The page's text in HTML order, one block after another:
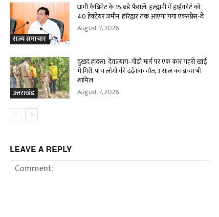
राज्य समाचार
धामी कैबिनेट के 15 बड़े फैसले: हल्द्वानी में हाईकोर्ट को
40 हेक्टेयर जमीन, हरिद्वार तक आएगा गंगा एक्सप्रेस-वे
August 7, 2026
उत्तराखंड
दुखद हादसा: देवप्रयाग–पौड़ी मार्ग पर एक कार गहरी खाई
में गिरी, पांच लोगों की दर्दनाक मौत, 3 साल का बच्चा भी
शामिल
August 7, 2026
LEAVE A REPLY